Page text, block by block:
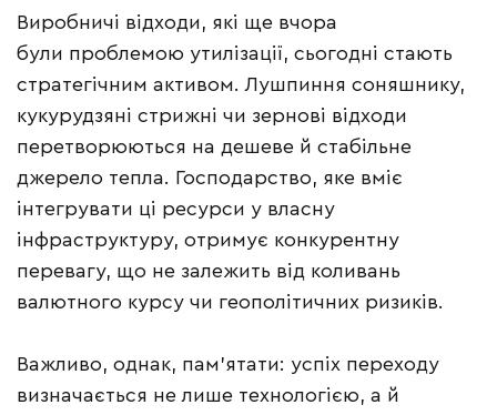
Виробничі відходи, які ще вчора
були проблемою утилізації, сьогодні стають
стратегічним активом. Лушпиння соняшнику,
кукурудзяні стрижні чи зернові відходи
перетворюються на дешеве й стабільне
джерело тепла. Господарство, яке вміє
інтегрувати ці ресурси у власну
інфраструктуру, отримує конкурентну
перевагу, що не залежить від коливань
валютного курсу чи геополітичних ризиків.
Важливо, однак, пам’ятати: успіх переходу
визначається не лише технологією, а й